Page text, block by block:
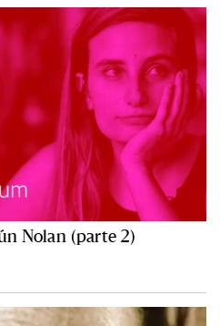
Nolan (parte 2)